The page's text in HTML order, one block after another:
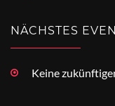
NÄCHSTES
Keine